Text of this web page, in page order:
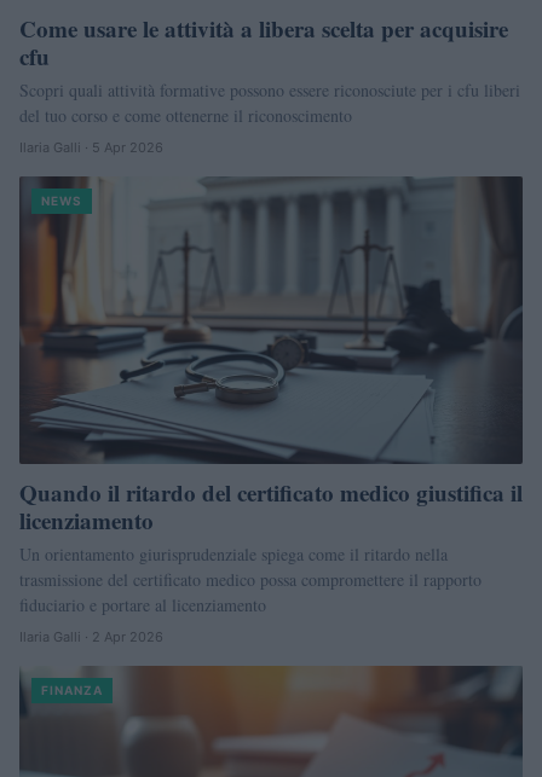
Come usare le attività a libera scelta per acquisire
cfu
Scopri quali attività formative possono essere riconosciute per i cfu liberi
del tuo corso e come ottenerne il riconoscimento
Ilaria Galli · 5 Apr 2026
NEWS
Quando il ritardo del certificato medico giustifica il
licenziamento
Un orientamento giurisprudenziale spiega come il ritardo nella
trasmissione del certificato medico possa compromettere il rapporto
fiduciario e portare al licenziamento
Ilaria Galli · 2 Apr 2026
FINANZA